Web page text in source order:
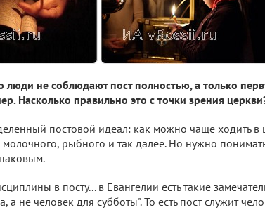
люди не соблюдают пост полностью, а только
Насколько правильно это с точки зрения
постовой идеал: как можно чаще ходить в
молочного, рыбного и так далее. Но нужно
в посту... в Евангелии есть такие
а не человек для субботы". То есть пост служит